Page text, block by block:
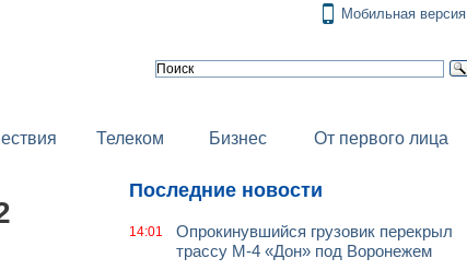
Мобильная версия
Телеком Бизнес От первого лица
Последние новости
14:01
Опрокинувшийся грузовик перекрыл
трассу М-4 «Дон» под Воронежем